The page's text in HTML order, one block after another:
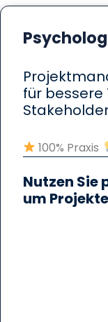
für
100% Praxis
Nutzen Sie
um